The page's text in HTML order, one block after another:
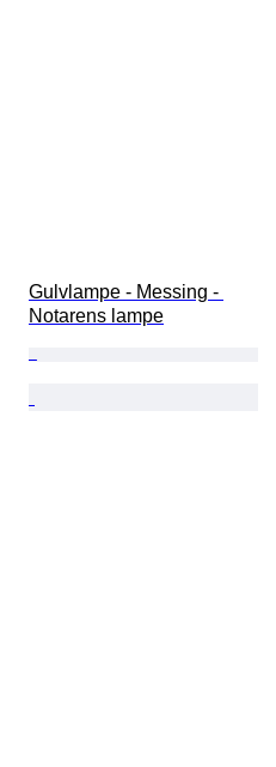
Gulvlampe - Messing -
Notarens lampe